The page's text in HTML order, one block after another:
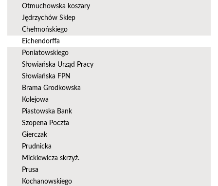
Otmuchowska koszary
Jędrzychów Sklep
Chełmońskiego
Eichendorffa
Poniatowskiego
Słowiańska Urząd Pracy
Słowiańska FPN
Brama Grodkowska
Kolejowa
Piastowska Bank
Szopena Poczta
Gierczak
Prudnicka
Mickiewicza skrzyż.
Prusa
Kochanowskiego